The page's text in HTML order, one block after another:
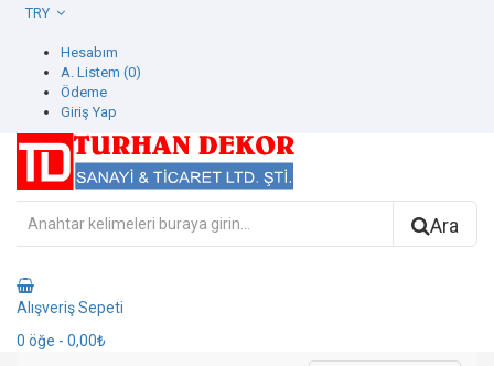
Hesabım
A. Listem (0)
Ödeme
Giriş Yap
Ara
Alışveriş Sepeti
0 öğe - 0,00₺